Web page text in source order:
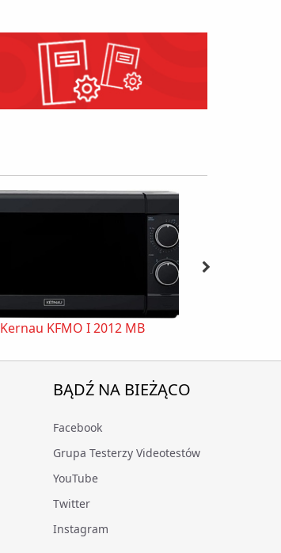
Kernau KFMO I 2012 MB
BĄDŹ NA BIEŻĄCO
Facebook
Grupa Testerzy Videotestów
YouTube
Twitter
Instagram